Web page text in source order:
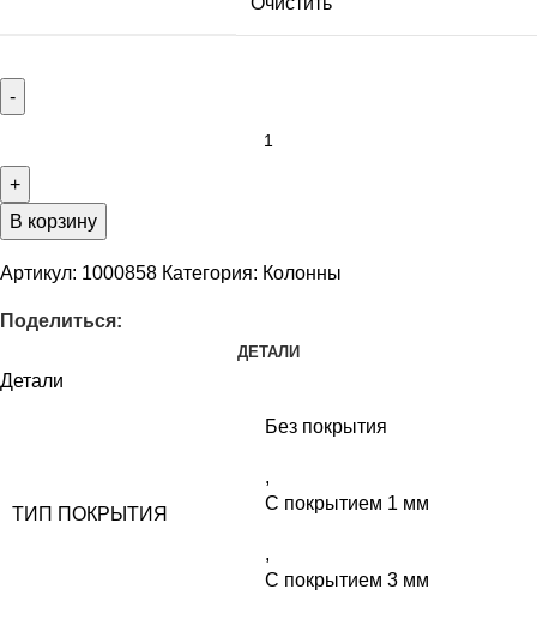
В корзину
Артикул: 1000858 Категория: Колонны
Поделиться:
ДЕТАЛИ
Детали
ТИП ПОКРЫТИЯ
Без покрытия
,
С покрытием 1 мм
,
С покрытием 3 мм